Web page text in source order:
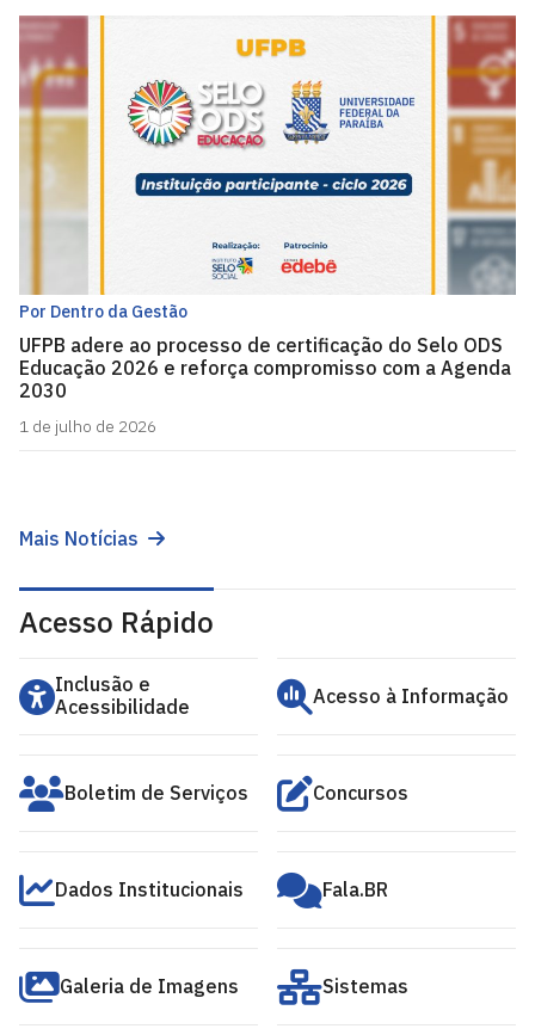
Por Dentro da Gestão
UFPB adere ao processo de certificação do Selo ODS
Educação 2026 e reforça compromisso com a Agenda
2030
1 de julho de 2026
Mais Notícias
Acesso Rápido
Inclusão e
Acessibilidade
Acesso à Informação
Boletim de Serviços Concursos
Dados Institucionais Fala.BR
Galeria de Imagens Sistemas